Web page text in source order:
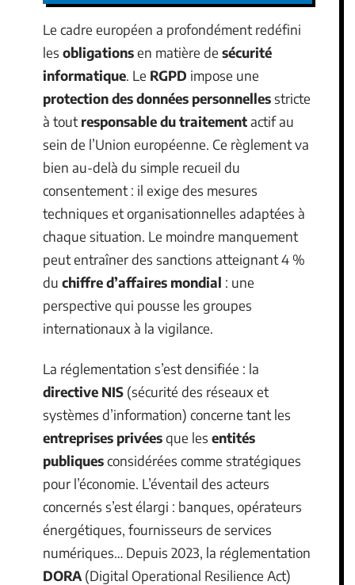
Le cadre européen a profondément redéfini
les obligationsen matière de sécurité
informatique. Le RGPD impose une
protection des données personnellesstricte
à tout responsable du traitementactif au
sein de l’Union européenne. Ce règlement va
bien au-delà du simple recueil du
consentement : il exige des mesures
techniques et organisationnelles adaptées à
chaque situation. Le moindre manquement
peut entraîner des sanctions atteignant 4 %
du chiffre d’affaires mondial : une
perspective qui pousse les groupes
internationaux à la vigilance.
La réglementation s’est densifiée : la
directive NIS (sécurité des réseaux et
systèmes d’information) concerne tant les
entreprises privéesque les entités
publiquesconsidérées comme stratégiques
pour l’économie. L’éventail des acteurs
concernés s’est élargi : banques, opérateurs
énergétiques, fournisseurs de services
numériques… Depuis 2023, la réglementation
DORA (Digital Operational Resilience Act)